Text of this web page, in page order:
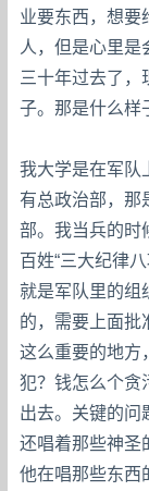
业要东西，想要
人，但是心里是
三十年过去了，
子。那是什么样
我大学是在军队
有总政治部，那
部。我当兵的时
百姓“三大纪律
就是军队里的组
的，需要上面批
这么重要的地方
犯？钱怎么个贪
出去。关键的问
还唱着那些神圣
他在唱那些东西